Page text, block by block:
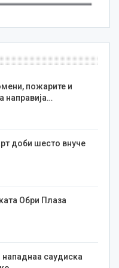
пожарите и
направија…
доби шесто внуче
Обри Плаза
нападнаа саудиска